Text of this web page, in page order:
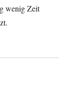
wenig Zeit